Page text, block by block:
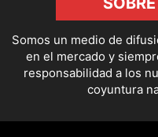
Somos un medio de
en el mercado y
responsabilidad a los
coyuntura